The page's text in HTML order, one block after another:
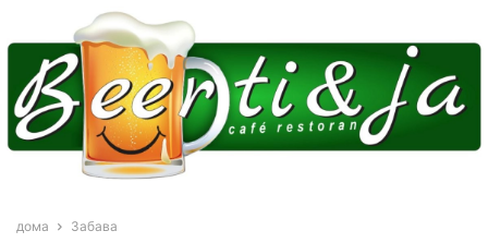
дома Забава